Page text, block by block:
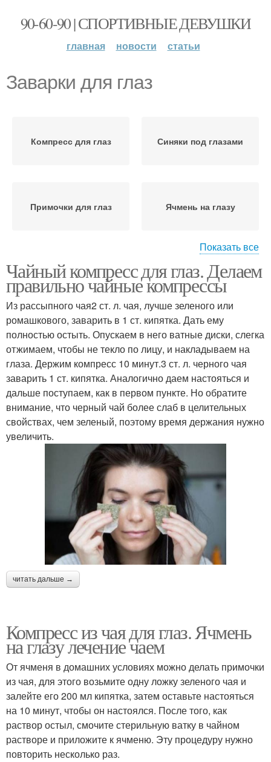
90-60-90 | СПОРТИВНЫЕ ДЕВУШКИ
главная новости статьи
Заварки для глаз
Компресс для глаз Синяки под глазами
Примочки для глаз Ячмень на глазу
Чайная заварка Пакетики на глаза
Показать все
Чайный компресс для глаз. Делаем
правильно чайные компрессы
Из рассыпного чая2 ст. л. чая, лучше зеленого или
ромашкового, заварить в 1 ст. кипятка. Дать ему
полностью остыть. Опускаем в него ватные диски, слегка
отжимаем, чтобы не текло по лицу, и накладываем на
глаза. Держим компресс 10 минут.3 ст. л. черного чая
заварить 1 ст. кипятка. Аналогично даем настояться и
дальше поступаем, как в первом пункте. Но обратите
внимание, что черный чай более слаб в целительных
свойствах, чем зеленый, поэтому время держания нужно
увеличить.
читать дальше →
Компресс из чая для глаз. Ячмень
на глазу лечение чаем
От ячменя в домашних условиях можно делать примочки
из чая, для этого возьмите одну ложку зеленого чая и
залейте его 200 мл кипятка, затем оставьте настояться
на 10 минут, чтобы он настоялся. После того, как
раствор остыл, смочите стерильную ватку в чайном
растворе и приложите к ячменю. Эту процедуру нужно
повторить несколько раз.